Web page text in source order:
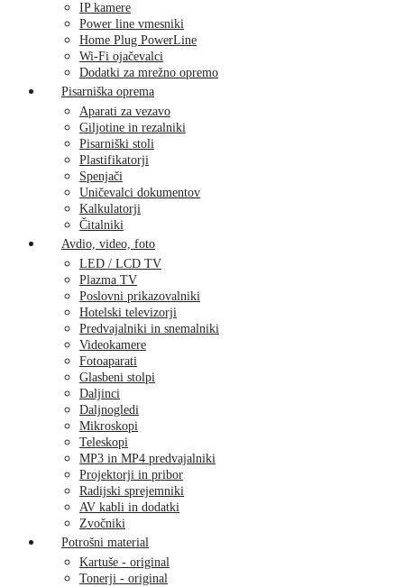
IP kamere
Power line vmesniki
Home Plug PowerLine
Wi-Fi ojačevalci
Dodatki za mrežno opremo
Pisarniška oprema
Aparati za vezavo
Giljotine in rezalniki
Pisarniški stoli
Plastifikatorji
Spenjači
Uničevalci dokumentov
Kalkulatorji
Čitalniki
Avdio, video, foto
LED / LCD TV
Plazma TV
Poslovni prikazovalniki
Hotelski televizorji
Predvajalniki in snemalniki
Videokamere
Fotoaparati
Glasbeni stolpi
Daljinci
Daljnogledi
Mikroskopi
Teleskopi
MP3 in MP4 predvajalniki
Projektorji in pribor
Radijski sprejemniki
AV kabli in dodatki
Zvočniki
Potrošni material
Kartuše - original
Tonerji - original